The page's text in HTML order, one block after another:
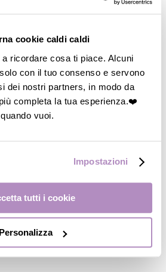
cookie caldi caldi
ricordare cosa ti piace. Alcuni
con il tuo consenso e servono
dei nostri partners, in modo da
completa la tua esperienza.❤️
vuoi.
Impostazioni
tutti i cookie
Personalizza